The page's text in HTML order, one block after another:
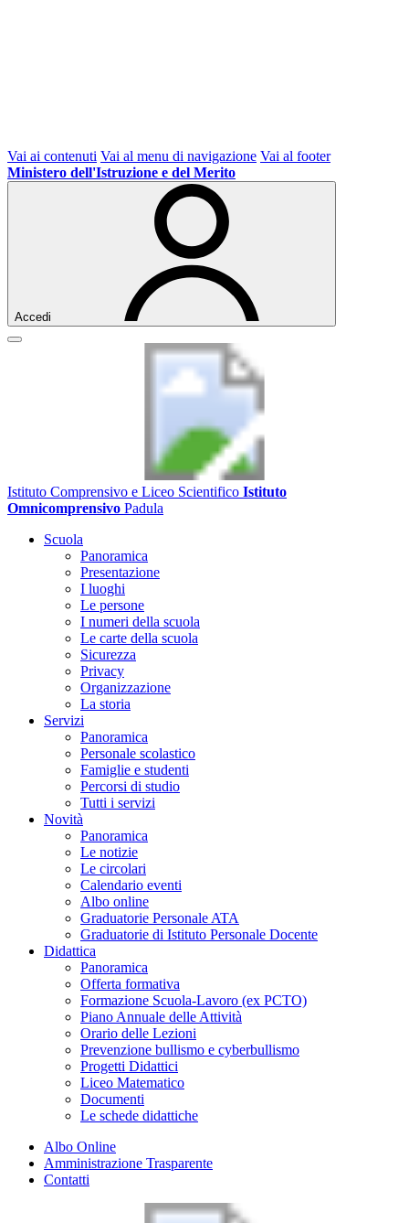
Vai ai contenuti Vai al menu di navigazione Vai al footer
Ministero dell'Istruzione e del Merito
Accedi
Istituto Comprensivo e Liceo Scientifico Istituto
Omnicomprensivo Padula
Scuola
Panoramica
Presentazione
I luoghi
Le persone
I numeri della scuola
Le carte della scuola
Sicurezza
Privacy
Organizzazione
La storia
Servizi
Panoramica
Personale scolastico
Famiglie e studenti
Percorsi di studio
Tutti i servizi
Novità
Panoramica
Le notizie
Le circolari
Calendario eventi
Albo online
Graduatorie Personale ATA
Graduatorie di Istituto Personale Docente
Didattica
Panoramica
Offerta formativa
Formazione Scuola-Lavoro (ex PCTO)
Piano Annuale delle Attività
Orario delle Lezioni
Prevenzione bullismo e cyberbullismo
Progetti Didattici
Liceo Matematico
Documenti
Le schede didattiche
Albo Online
Amministrazione Trasparente
Contatti